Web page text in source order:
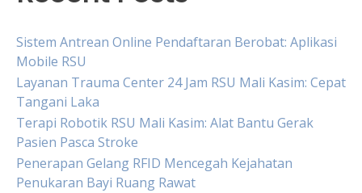
Sistem Antrean Online Pendaftaran Berobat: Aplikasi
Mobile RSU
Layanan Trauma Center 24 Jam RSU Mali Kasim: Cepat
Tangani Laka
Terapi Robotik RSU Mali Kasim: Alat Bantu Gerak
Pasien Pasca Stroke
Penerapan Gelang RFID Mencegah Kejahatan
Penukaran Bayi Ruang Rawat